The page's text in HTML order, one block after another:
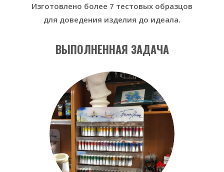
Изготовлено более 7 тестовых образцов
для доведения изделия до идеала.
ВЫПОЛНЕННАЯ ЗАДАЧА